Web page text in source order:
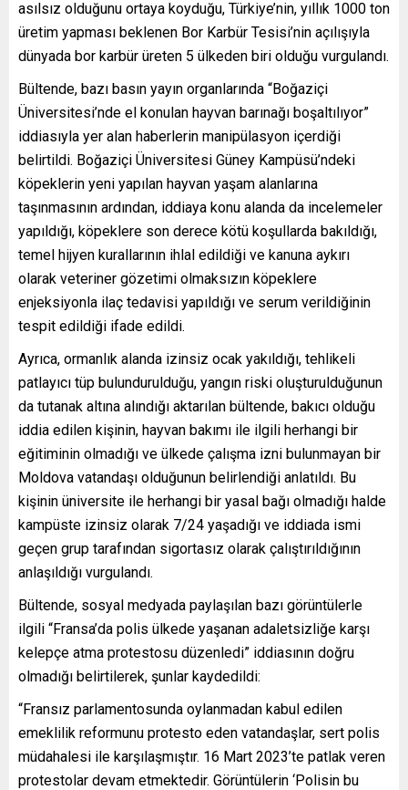
asılsız olduğunu ortaya koyduğu, Türkiye’nin, yıllık 1000 ton
üretim yapması beklenen Bor Karbür Tesisi’nin açılışıyla
dünyada bor karbür üreten 5 ülkeden biri olduğu vurgulandı.
Bültende, bazı basın yayın organlarında “Boğaziçi
Üniversitesi’nde el konulan hayvan barınağı boşaltılıyor”
iddiasıyla yer alan haberlerin manipülasyon içerdiği
belirtildi. Boğaziçi Üniversitesi Güney Kampüsü’ndeki
köpeklerin yeni yapılan hayvan yaşam alanlarına
taşınmasının ardından, iddiaya konu alanda da incelemeler
yapıldığı, köpeklere son derece kötü koşullarda bakıldığı,
temel hijyen kurallarının ihlal edildiği ve kanuna aykırı
olarak veteriner gözetimi olmaksızın köpeklere
enjeksiyonla ilaç tedavisi yapıldığı ve serum verildiğinin
tespit edildiği ifade edildi.
Ayrıca, ormanlık alanda izinsiz ocak yakıldığı, tehlikeli
patlayıcı tüp bulundurulduğu, yangın riski oluşturulduğunun
da tutanak altına alındığı aktarılan bültende, bakıcı olduğu
iddia edilen kişinin, hayvan bakımı ile ilgili herhangi bir
eğitiminin olmadığı ve ülkede çalışma izni bulunmayan bir
Moldova vatandaşı olduğunun belirlendiği anlatıldı. Bu
kişinin üniversite ile herhangi bir yasal bağı olmadığı halde
kampüste izinsiz olarak 7/24 yaşadığı ve iddiada ismi
geçen grup tarafından sigortasız olarak çalıştırıldığının
anlaşıldığı vurgulandı.
Bültende, sosyal medyada paylaşılan bazı görüntülerle
ilgili “Fransa’da polis ülkede yaşanan adaletsizliğe karşı
kelepçe atma protestosu düzenledi” iddiasının doğru
olmadığı belirtilerek, şunlar kaydedildi:
“Fransız parlamentosunda oylanmadan kabul edilen
emeklilik reformunu protesto eden vatandaşlar, sert polis
müdahalesi ile karşılaşmıştır. 16 Mart 2023’te patlak veren
protestolar devam etmektedir. Görüntülerin ‘Polisin bu